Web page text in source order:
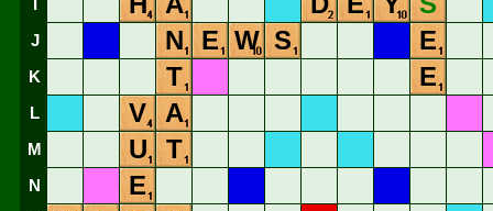
I
J N E W S E
K T E
L V A
M U T
N E